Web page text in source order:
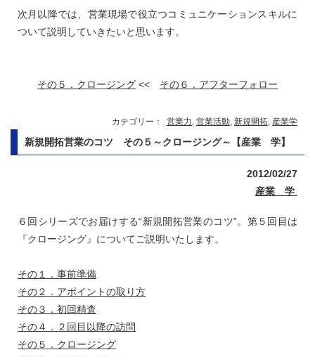
次月以降では、営業現場で役立つコミュニケーションスキルに
ついて説明していきたいと思います。
その５．クロージング << その６．アフターフォロー
カテゴリー： 営業力, 営業活動, 新規開拓, 産業学
新規開拓営業のコツ その５～クロージング～【産業 学】
2012/02/27
産業 学
６回シリーズでお届けする“新規開拓営業のコツ”。第５回目は
『クロージング』についてご説明いたします。
その１．事前準備
その２．アポイントの取り方
その３．初回精査
その４．２回目以降の訪問
その５．クロージング